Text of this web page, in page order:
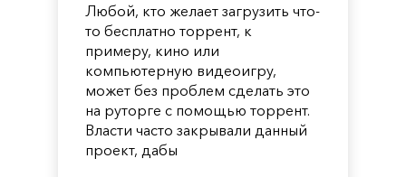
Любой, кто желает загрузить что-
то бесплатно торрент, к
примеру, кино или
компьютерную видеоигру,
может без проблем сделать это
на руторге с помощью торрент.
Власти часто закрывали данный
проект, дабы